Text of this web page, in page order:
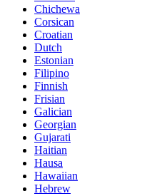
Chichewa
Corsican
Croatian
Dutch
Estonian
Filipino
Finnish
Frisian
Galician
Georgian
Gujarati
Haitian
Hausa
Hawaiian
Hebrew